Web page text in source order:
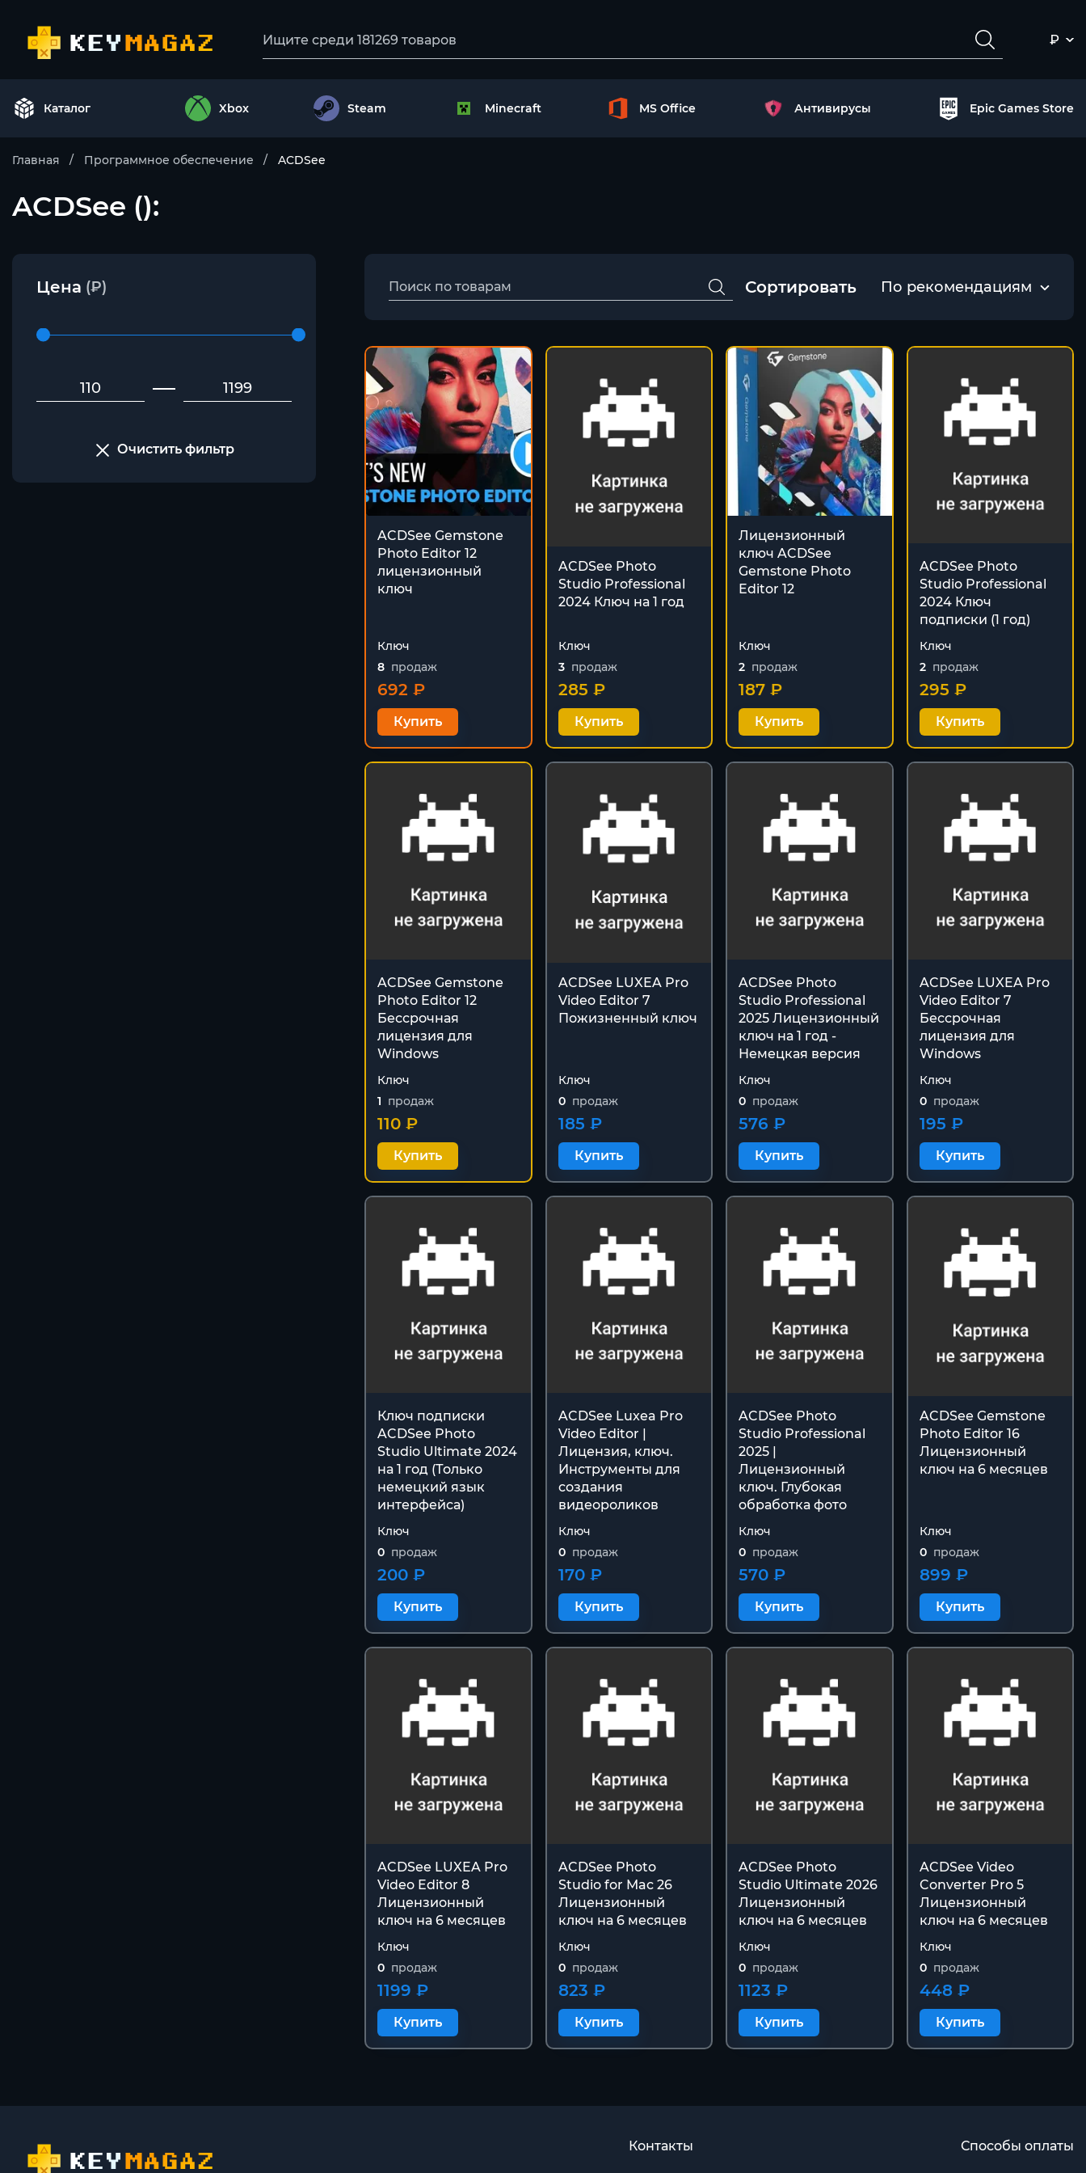
₽
Каталог Xbox Steam Minecraft MS Office Антивирусы Epic Games Store
Главная Программное обеспечение ACDSee
ACDSee ():
Цена (₽)
Очистить фильтр
Сортировать По рекомендациям
ACDSee Gemstone
Photo Editor 12
лицензионный
ключ
Ключ
8 продаж
692 ₽
Купить
ACDSee Photo
Studio Professional
2024 Ключ на 1 год
Ключ
3 продаж
285 ₽
Купить
Лицензионный
ключ ACDSee
Gemstone Photo
Editor 12
Ключ
2 продаж
187 ₽
Купить
ACDSee Photo
Studio Professional
2024 Ключ
подписки (1 год)
Ключ
2 продаж
295 ₽
Купить
ACDSee Gemstone
Photo Editor 12
Бессрочная
лицензия для
Windows
Ключ
1 продаж
110 ₽
Купить
ACDSee LUXEA Pro
Video Editor 7
Пожизненный ключ
Ключ
0 продаж
185 ₽
Купить
ACDSee Photo
Studio Professional
2025 Лицензионный
ключ на 1 год -
Немецкая версия
Ключ
0 продаж
576 ₽
Купить
ACDSee LUXEA Pro
Video Editor 7
Бессрочная
лицензия для
Windows
Ключ
0 продаж
195 ₽
Купить
Ключ подписки
ACDSee Photo
Studio Ultimate 2024
на 1 год (Только
немецкий язык
интерфейса)
Ключ
0 продаж
200 ₽
Купить
ACDSee Luxea Pro
Video Editor |
Лицензия, ключ.
Инструменты для
создания
видеороликов
Ключ
0 продаж
170 ₽
Купить
ACDSee Photo
Studio Professional
2025 |
Лицензионный
ключ. Глубокая
обработка фото
Ключ
0 продаж
570 ₽
Купить
ACDSee Gemstone
Photo Editor 16
Лицензионный
ключ на 6 месяцев
Ключ
0 продаж
899 ₽
Купить
ACDSee LUXEA Pro
Video Editor 8
Лицензионный
ключ на 6 месяцев
Ключ
0 продаж
1199 ₽
Купить
ACDSee Photo
Studio for Mac 26
Лицензионный
ключ на 6 месяцев
Ключ
0 продаж
823 ₽
Купить
ACDSee Photo
Studio Ultimate 2026
Лицензионный
ключ на 6 месяцев
Ключ
0 продаж
1123 ₽
Купить
ACDSee Video
Converter Pro 5
Лицензионный
ключ на 6 месяцев
Ключ
0 продаж
448 ₽
Купить
Контакты Способы оплаты